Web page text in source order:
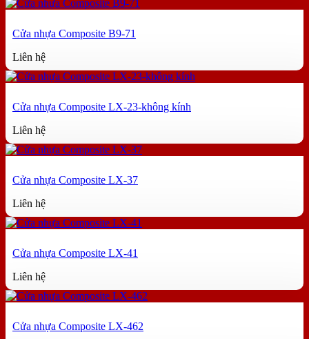
Cửa nhựa Composite B9-71
Liên hệ
Cửa nhựa Composite LX-23-không kính
Liên hệ
Cửa nhựa Composite LX-37
Liên hệ
Cửa nhựa Composite LX-41
Liên hệ
Cửa nhựa Composite LX-462